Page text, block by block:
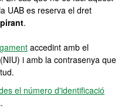
UAB es reserva el dret
.
accedint amb el
i amb la contrasenya que
el número d'identificació